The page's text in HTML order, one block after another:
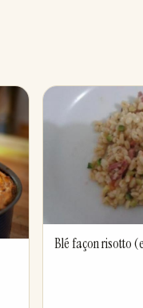
Blé façon risotto